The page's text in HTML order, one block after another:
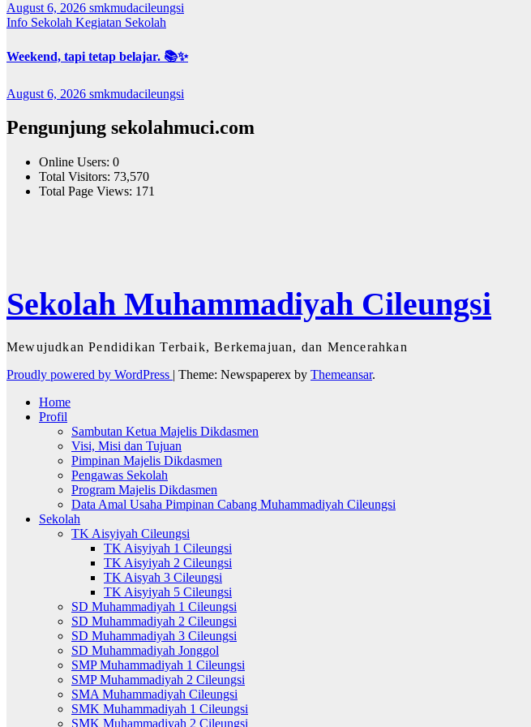
August 6, 2026 smkmudacileungsi
Info Sekolah Kegiatan Sekolah
Weekend, tapi tetap belajar. 📚✨
August 6, 2026 smkmudacileungsi
Pengunjung sekolahmuci.com
Online Users: 0
Total Visitors: 73,570
Total Page Views: 171
Sekolah Muhammadiyah Cileungsi
Mewujudkan Pendidikan Terbaik, Berkemajuan, dan Mencerahkan
Proudly powered by WordPress | Theme: Newspaperex by Themeansar.
Home
Profil
Sambutan Ketua Majelis Dikdasmen
Visi, Misi dan Tujuan
Pimpinan Majelis Dikdasmen
Pengawas Sekolah
Program Majelis Dikdasmen
Data Amal Usaha Pimpinan Cabang Muhammadiyah Cileungsi
Sekolah
TK Aisyiyah Cileungsi
TK Aisyiyah 1 Cileungsi
TK Aisyiyah 2 Cileungsi
TK Aisyah 3 Cileungsi
TK Aisyiyah 5 Cileungsi
SD Muhammadiyah 1 Cileungsi
SD Muhammadiyah 2 Cileungsi
SD Muhammadiyah 3 Cileungsi
SD Muhammadiyah Jonggol
SMP Muhammadiyah 1 Cileungsi
SMP Muhammadiyah 2 Cileungsi
SMA Muhammadiyah Cileungsi
SMK Muhammadiyah 1 Cileungsi
SMK Muhammadiyah 2 Cileungsi